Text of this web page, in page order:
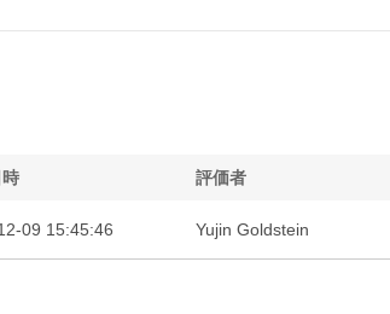
評価者
09 15:45:46 Yujin Goldstein